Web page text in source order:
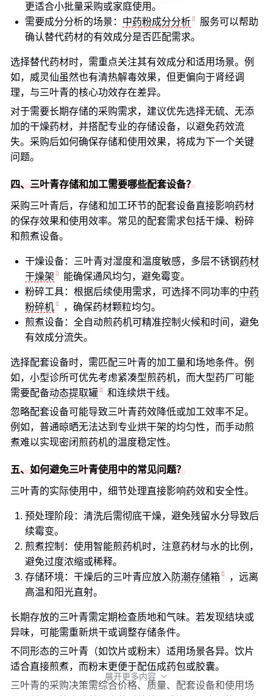
更适合小批量采购或家庭使用。
需要成分分析的场景： 中药粉成分分析
服务可以帮助
确认替代药材的有效成分是否匹配需求。
选择替代药材时，需重点关注其有效成分和适用场景。例
如，威灵仙虽然也有清热解毒效果，但更偏向于肾经调
理，与三叶青的核心功效存在差异。
对于需要长期存储的采购需求，建议优先选择无硫、无添
加的干燥药材，并搭配专业的存储设备，以避免药效流
失。采购后如何确保存储和使用效果，将成为下一个关键
问题。
四、三叶青存储和加工需要哪些配套设备？
采购三叶青后，存储和加工环节的配套设备直接影响药材
的保存效果和使用效率。常见的配套需求包括干燥、粉碎
和煎煮设备。
干燥设备：三叶青对湿度和温度敏感，多层不锈钢药材
干燥架
能确保通风均匀，避免霉变。
粉碎工具：根据后续使用需求，可选择不同功率的中药
粉碎机
，确保药材颗粒均匀。
煎煮设备：全自动煎药机可精准控制火候和时间，避免
有效成分流失。
选择配套设备时，需匹配三叶青的加工量和场地条件。例
如，小型诊所可优先考虑紧凑型煎药机，而大型药厂可能
需要配备动态提取罐
和连续烘干线。
忽略配套设备可能导致三叶青药效降低或加工效率不足。
例如，普通晾晒无法达到专业烘干架的均匀性，而手动煎
煮难以实现密闭煎药机的温度稳定性。
五、如何避免三叶青使用中的常见问题？
三叶青的实际使用中，细节处理直接影响药效和安全性。
预处理阶段：清洗后需彻底干燥，避免残留水分导致后
续霉变。
煎煮控制：使用智能煎药机时，注意药材与水的比例，
避免过度浓缩或稀释。
存储环境：干燥后的三叶青应放入 防潮存储箱
，远离
高温和阳光直射。
长期存放的三叶青需定期检查质地和气味。若发现结块或
异味，可能需重新烘干或调整存储条件。
不同形态的三叶青（如饮片或粉末）适用场景各异。饮片
适合直接煎煮，而粉末更便于配伍成药包或胶囊。
三叶青的采购决策需综合价格、质量、配套设备和使用场
展开更多内容 